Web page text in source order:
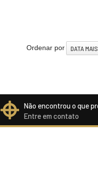
Ordenar por DATA
Não encontrou o que
Entre em contato